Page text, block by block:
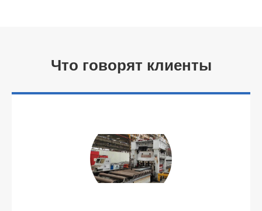
Что говорят клиенты